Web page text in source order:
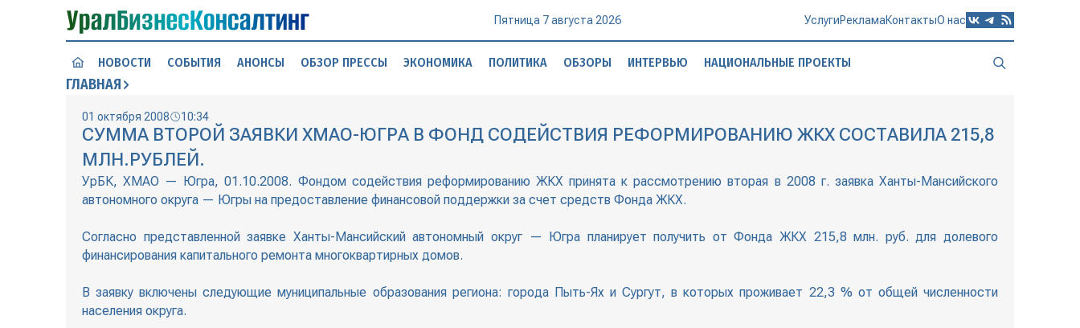
Пятница 7 августа 2026 УслугиРекламаКонтактыО нас
НОВОСТИ СОБЫТИЯ АНОНСЫ ОБЗОР ПРЕССЫ ЭКОНОМИКА ПОЛИТИКА ОБЗОРЫ ИНТЕРВЬЮ НАЦИОНАЛЬНЫЕ ПРОЕКТЫ
ГЛАВНАЯ
01 октября 2008 10:34
СУММА ВТОРОЙ ЗАЯВКИ ХМАО-ЮГРА В ФОНД СОДЕЙСТВИЯ РЕФОРМИРОВАНИЮ ЖКХ СОСТАВИЛА 215,8
МЛН.РУБЛЕЙ.
УрБК, ХМАО — Югра, 01.10.2008. Фондом содействия реформированию ЖКХ принята к рассмотрению вторая в 2008 г. заявка Ханты-Мансийского
автономного округа — Югры на предоставление финансовой поддержки за счет средств Фонда ЖКХ.
Согласно представленной заявке Ханты-Мансийский автономный округ — Югра планирует получить от Фонда ЖКХ 215,8 млн. руб. для долевого
финансирования капитального ремонта многоквартирных домов.
В заявку включены следующие муниципальные образования региона: города Пыть-Ях и Сургут, в которых проживает 22,3 % от общей численности
населения округа.